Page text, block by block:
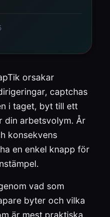
orsakar
captchas
i taget, byt till ett
din arbetsvolym. År
konsekvens
en enkel knapp för
vad som
byter och vilka
är mest praktiska